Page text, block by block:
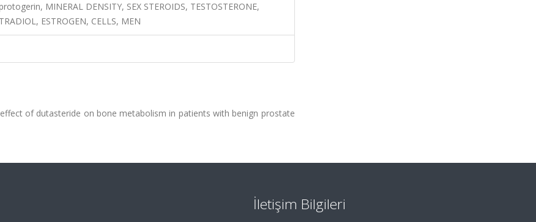
MINERAL DENSITY, SEX STEROIDS, TESTOSTERONE,
ESTROGEN, CELLS, MEN
of dutasteride on bone metabolism in patients with benign prostate
İletişim Bilgileri